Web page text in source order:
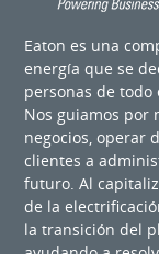
Eaton es una
energía que se
personas de
Nos guiamos por
negocios, operar
clientes a
futuro. Al
de la
la transición del